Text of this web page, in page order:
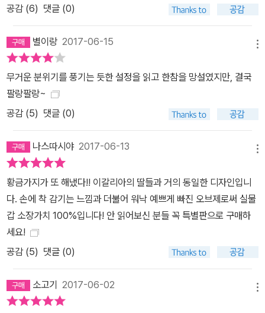
공감 (6) 댓글 (0)
별이랑 2017-06-15
무거운 분위기를 풍기는 듯한 설정을 읽고 한참을 망설였지만, 결국
팔랑팔랑~
공감 (5) 댓글 (0)
나스따시야2017-06-13
황금가지가 또 해냈다!! 이갈리아의 딸들과 거의 동일한 디자인입니
다. 손에 착 감기는 느낌과 더불어 워낙 예쁘게 빠진 오브제로써 실물
갑 소장가치 100%입니다! 안 읽어보신 분들 꼭 특별판으로 구매하
세요!
공감 (5) 댓글 (0)
소고기 2017-06-02